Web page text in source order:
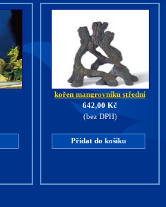
kořen mangrovníku střední
642,00 Kč
(bez DPH)
Přidat do košíku